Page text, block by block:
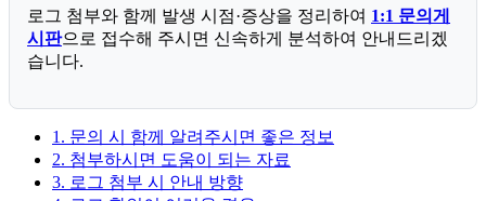
로그 첨부와 함께 발생 시점·증상을 정리하여 1:1 문의게
시판으로 접수해 주시면 신속하게 분석하여 안내드리겠
습니다.
1. 문의 시 함께 알려주시면 좋은 정보
2. 첨부하시면 도움이 되는 자료
3. 로그 첨부 시 안내 방향